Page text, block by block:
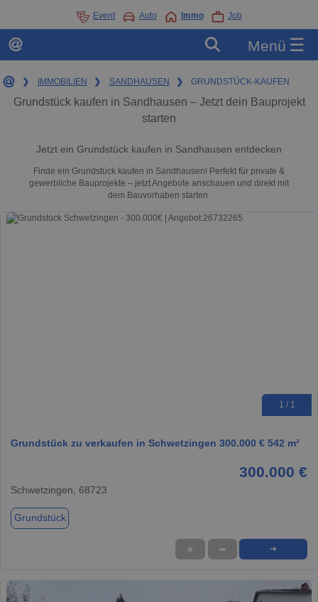
Event Auto Immo Job
Menü ☰
❯ IMMOBILIEN ❯ SANDHAUSEN ❯ GRUNDSTÜCK-KAUFEN
Grundstück kaufen in Sandhausen – Jetzt dein Bauprojekt
starten
Jetzt ein Grundstück kaufen in Sandhausen entdecken
Finde ein Grundstück kaufen in Sandhausen! Perfekt für private &
gewerbliche Bauprojekte – jetzt Angebote anschauen und direkt mit
dem Bauvorhaben starten.
1 / 1
Grundstück zu verkaufen in Schwetzingen 300.000 € 542 m²
300.000 €
Schwetzingen, 68723
Grundstück
★ ➦ ➜